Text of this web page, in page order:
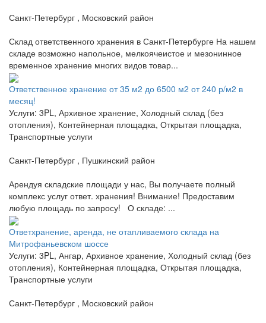
Санкт-Петербург , Московский район
Склад ответственного хранения в Санкт-Петербурге На нашем
складе возможно напольное, мелкоячеистое и мезонинное
временное хранение многих видов товар...
Ответственное хранение от 35 м2 до 6500 м2 от 240 р/м2 в
месяц!
Услуги: 3PL, Архивное хранение, Холодный склад (без
отопления), Контейнерная площадка, Открытая площадка,
Транспортные услуги
Санкт-Петербург , Пушкинский район
Арендуя складские площади у нас, Вы получаете полный
комплекс услуг ответ. хранения! Внимание! Предоставим
любую площадь по запросу! О складе: ...
Ответхранение, аренда, не отапливаемого склада на
Митрофаньевском шоссе
Услуги: 3PL, Ангар, Архивное хранение, Холодный склад (без
отопления), Контейнерная площадка, Открытая площадка,
Транспортные услуги
Санкт-Петербург , Московский район